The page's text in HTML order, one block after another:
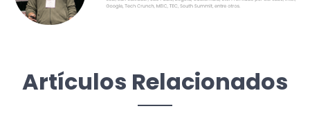
Artículos Relacionados